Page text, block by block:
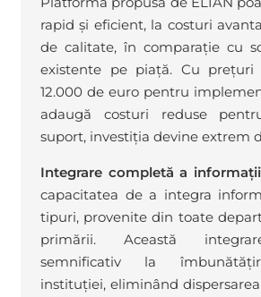
rapid și eficient, la costuri
de calitate, în comparație cu
existente pe piață. Cu
12.000 de euro pentru
adaugă costuri reduse
suport, investiția devine extrem
Integrare completă a
capacitatea de a integra
tipuri, provenite din toate
primării. Această
semnificativ la
instituției, eliminând